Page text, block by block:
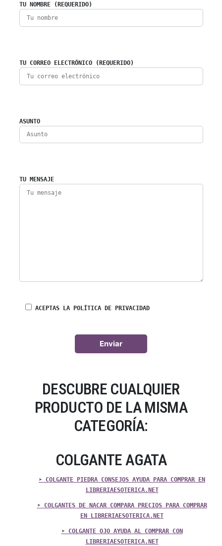
TU NOMBRE (REQUERIDO)
TU CORREO ELECTRÓNICO (REQUERIDO)
ASUNTO
TU MENSAJE
ACEPTAS LA POLÍTICA DE PRIVACIDAD
DESCUBRE CUALQUIER
PRODUCTO DE LA MISMA
CATEGORÍA:
COLGANTE AGATA
➤ COLGANTE PIEDRA CONSEJOS AYUDA PARA COMPRAR EN
LIBRERIAESOTERICA.NET
➤ COLGANTES DE NACAR COMPARA PRECIOS PARA COMPRAR
EN LIBRERIAESOTERICA.NET
➤ COLGANTE OJO AYUDA AL COMPRAR CON
LIBRERIAESOTERICA.NET